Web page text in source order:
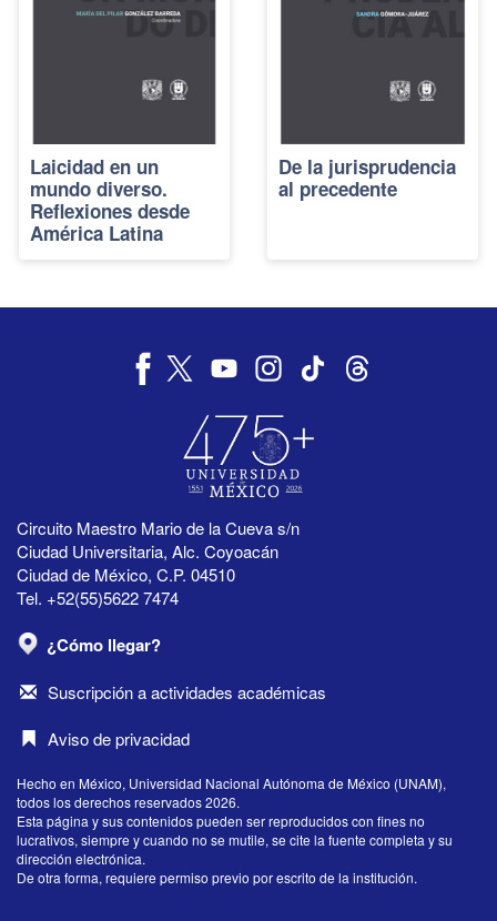
Laicidad en un
mundo diverso.
Reflexiones desde
América Latina
De la jurisprudencia
al precedente
Circuito Maestro Mario de la Cueva s/n
Ciudad Universitaria, Alc. Coyoacán
Ciudad de México, C.P. 04510
Tel. +52(55)5622 7474
¿Cómo llegar?
Suscripción a actividades académicas
Aviso de privacidad
Hecho en México, Universidad Nacional Autónoma de México (UNAM),
todos los derechos reservados 2026.
Esta página y sus contenidos pueden ser reproducidos con fines no
lucrativos, siempre y cuando no se mutile, se cite la fuente completa y su
dirección electrónica.
De otra forma, requiere permiso previo por escrito de la institución.